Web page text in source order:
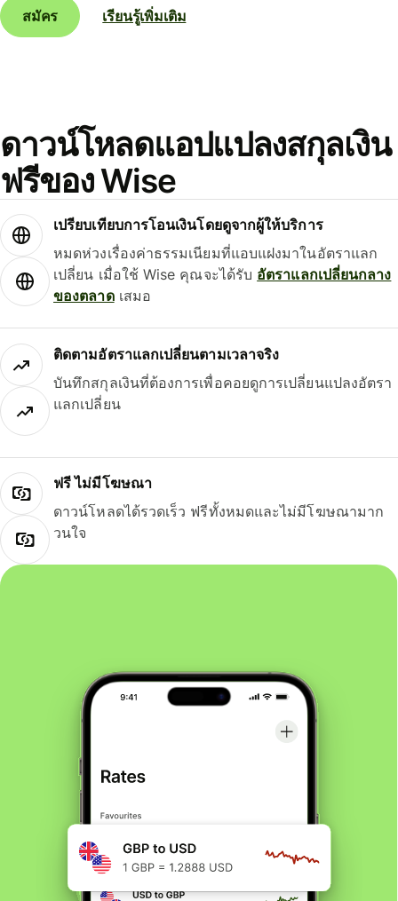
สมัคร เรียนรู้เพิ่มเติม
ดาวน์โหลดแอปแปลงสกุลเงิน
ฟรีของ Wise
เปรียบเทียบการโอนเงินโดยดูจากผู้ให้บริการ
หมดห่วงเรื่องค่าธรรมเนียมที่แอบแฝงมาในอัตราแลก
เปลี่ยน เมื่อใช้ Wise คุณจะได้รับ อัตราแลกเปลี่ยนกลาง
ของตลาดเสมอ
ติดตามอัตราแลกเปลี่ยนตามเวลาจริง
บันทึกสกุลเงินที่ต้องการเพื่อคอยดูการเปลี่ยนแปลงอัตรา
แลกเปลี่ยน
ฟรี ไม่มีโฆษณา
ดาวน์โหลดได้รวดเร็ว ฟรีทั้งหมดและไม่มีโฆษณามาก
วนใจ